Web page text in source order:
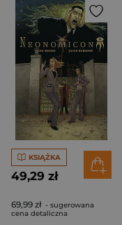
KSIĄŻKA
49,29 zł
69,99 zł - sugerowana
cena detaliczna